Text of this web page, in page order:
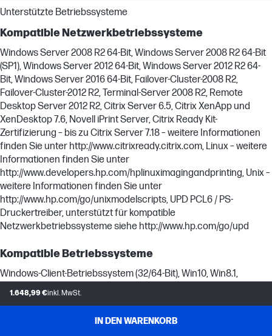
1.648,99 €inkl. MwSt.
IN DEN WARENKORB
Unterstützte Betriebssysteme
Kompatible Netzwerkbetriebssysteme
Windows Server 2008 R2 64-Bit, Windows Server 2008 R2 64-Bit
(SP1), Windows Server 2012 64-Bit, Windows Server 2012 R2 64-
Bit, Windows Server 2016 64-Bit, Failover-Cluster-2008 R2,
Failover-Cluster-2012 R2, Terminal-Server 2008 R2, Remote
Desktop Server 2012 R2, Citrix Server 6.5, Citrix XenApp und
XenDesktop 7.6, Novell iPrint Server, Citrix Ready Kit-
Zertifizierung – bis zu Citrix Server 7.18 – weitere Informationen
finden Sie unter http://www.citrixready.citrix.com, Linux – weitere
Informationen finden Sie unter
http://www.developers.hp.com/hplinuximagingandprinting, Unix –
weitere Informationen finden Sie unter
http://www.hp.com/go/unixmodelscripts, UPD PCL6 / PS-
Druckertreiber, unterstützt für kompatible
Netzwerkbetriebssysteme siehe http://www.hp.com/go/upd
Kompatible Betriebssysteme
Windows-Client-Betriebssystem (32/64-Bit), Win10, Win8.1,
Windows 7 Starter Edition SP1, UPD Windows 7 Ultimate, Mobile-
Apple® macOS High Sierra v10.13, Apple® macOS Mojave v10.14,